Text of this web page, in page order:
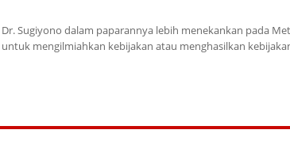
Sugiyono dalam paparannya lebih menekankan pada
mengilmiahkan kebijakan atau menghasilkan